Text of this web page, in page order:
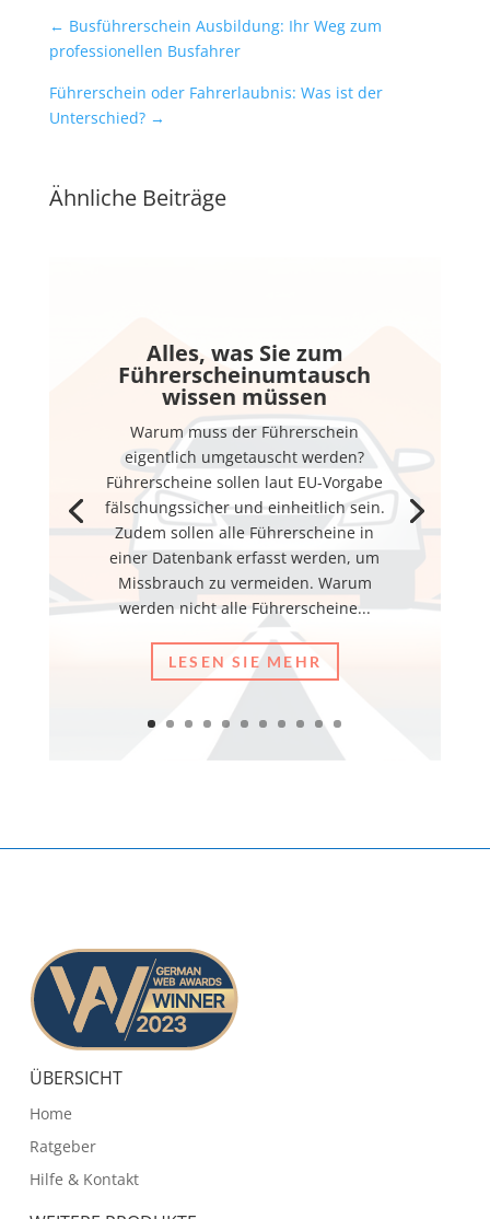
← Busführerschein Ausbildung: Ihr Weg zum
professionellen Busfahrer
Führerschein oder Fahrerlaubnis: Was ist der
Unterschied?→
Ähnliche Beiträge
Alles, was Sie zum
Führerscheinumtausch
wissen müssen
Warum muss der Führerschein
eigentlich umgetauscht werden?
Führerscheine sollen laut EU-Vorgabe
fälschungssicher und einheitlich sein.
Zudem sollen alle Führerscheine in
einer Datenbank erfasst werden, um
Missbrauch zu vermeiden. Warum
werden nicht alle Führerscheine...
LESEN SIE MEHR
ÜBERSICHT
Home
Ratgeber
Hilfe & Kontakt